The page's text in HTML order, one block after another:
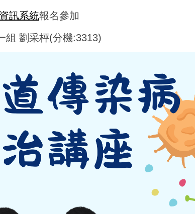
訊系統報名參加
組 劉采枰(分機:3313)